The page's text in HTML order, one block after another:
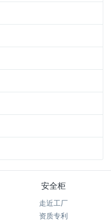
安全柜
走近工厂
资质专利